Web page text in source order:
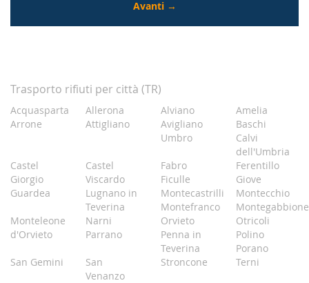
Trasporto rifiuti per città (TR)
Acquasparta Allerona Alviano
Amelia
Arrone
Attigliano
Avigliano
Umbro
Baschi
Calvi
dell'Umbria
Castel
Giorgio
Castel
Viscardo
Fabro
Ferentillo
Ficulle
Giove
Guardea
Lugnano in
Teverina
Montecastrilli
Montecchio
Montefranco
Montegabbione
Monteleone
d'Orvieto
Narni Orvieto
Otricoli
Parrano
Penna in
Teverina
Polino
Porano
San Gemini
San
Venanzo
Stroncone Terni